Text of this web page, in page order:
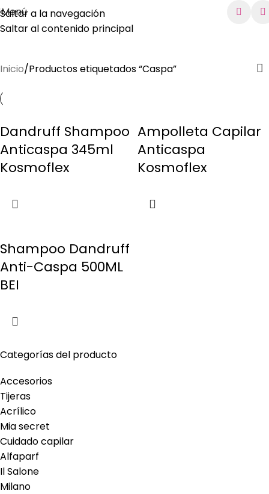
Saltar a la navegación
Saltar al contenido principal
Menú
Caspa
Categorías del producto
Accesorios
Tijeras
Acrílico
Mia secret
Cuidado capilar
Alfaparf
Il Salone
Milano
Inicio Productos etiquetados “Caspa”
Dandruff Shampoo
Anticaspa 345ml
Kosmoflex
Ampolleta Capilar
Anticaspa
Kosmoflex
Shampoo Dandruff
Anti-Caspa 500ML
BEI